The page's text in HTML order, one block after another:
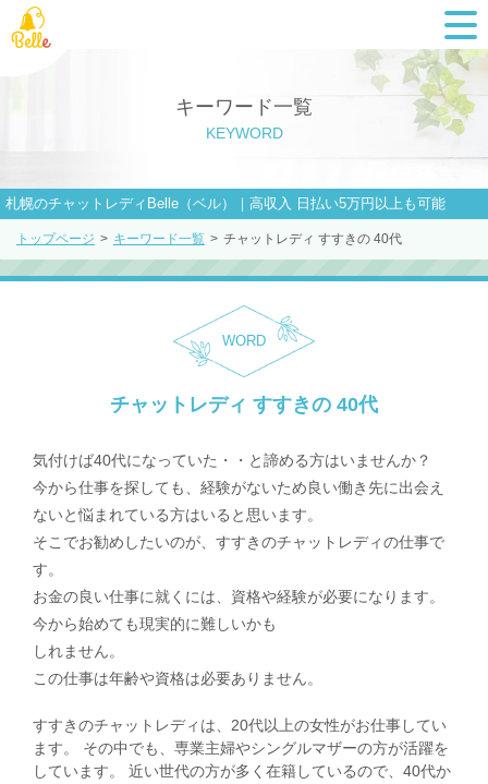
キーワード一覧
KEYWORD
札幌のチャットレディBelle（ベル）｜高収入 日払い5万円以上も可能
トップページ > キーワード一覧 > チャットレディ すすきの 40代
WORD
チャットレディ すすきの 40代
気付けば40代になっていた・・と諦める方はいませんか？
今から仕事を探しても、経験がないため良い働き先に出会え
ないと悩まれている方はいると思います。
そこでお勧めしたいのが、すすきのチャットレディの仕事で
す。
お金の良い仕事に就くには、資格や経験が必要になります。
今から始めても現実的に難しいかも
しれません。
この仕事は年齢や資格は必要ありません。
すすきのチャットレディは、20代以上の女性がお仕事してい
ます。 その中でも、専業主婦やシングルマザーの方が活躍を
しています。 近い世代の方が多く在籍しているので、40代か